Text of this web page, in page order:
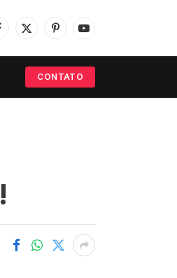
X
PinterestYouTube
CONTATO